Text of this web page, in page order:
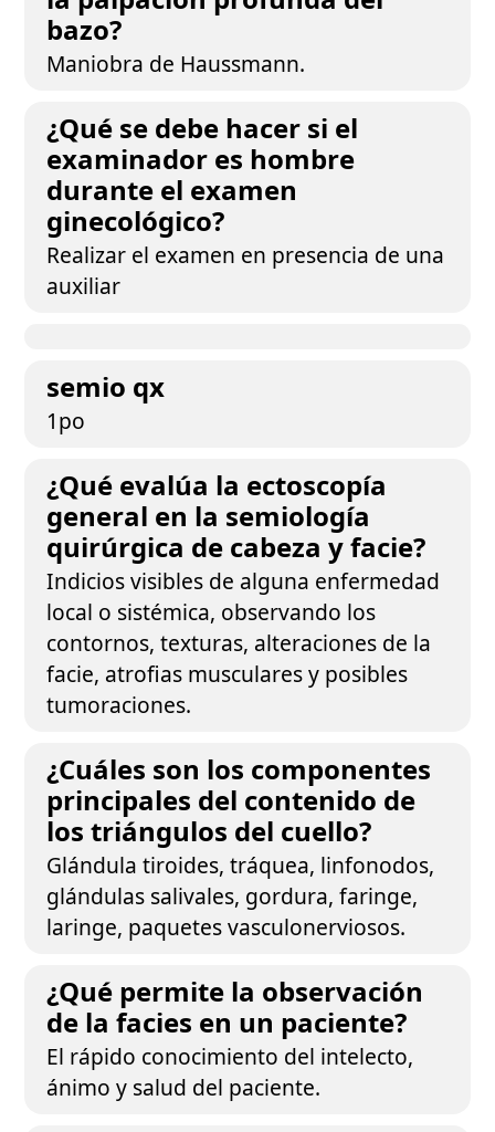
bazo?
Maniobra de Haussmann.
¿Qué se debe hacer si el
examinador es hombre
durante el examen
ginecológico?
Realizar el examen en presencia de una
auxiliar
semio qx
1po
¿Qué evalúa la ectoscopía
general en la semiología
quirúrgica de cabeza y facie?
Indicios visibles de alguna enfermedad
local o sistémica, observando los
contornos, texturas, alteraciones de la
facie, atrofias musculares y posibles
tumoraciones.
¿Cuáles son los componentes
principales del contenido de
los triángulos del cuello?
Glándula tiroides, tráquea, linfonodos,
glándulas salivales, gordura, faringe,
laringe, paquetes vasculonerviosos.
¿Qué permite la observación
de la facies en un paciente?
El rápido conocimiento del intelecto,
ánimo y salud del paciente.